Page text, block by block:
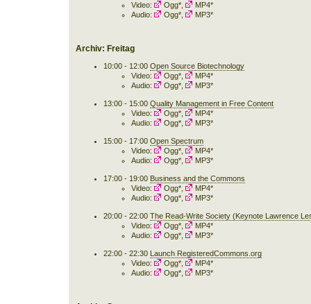
Video:
Ogg*,
MP4*
Audio:
Ogg*, MP3*
Archiv: Freitag
10:00 - 12:00 Open Source Biotechnology
Video:
Ogg*,
MP4*
Audio:
Ogg*, MP3*
13:00 - 15:00 Quality Management in Free Content
Video:
Ogg*,
MP4*
Audio:
Ogg*, MP3*
15:00 - 17:00 Open Spectrum
Video:
Ogg*,
MP4*
Audio:
Ogg*, MP3*
17:00 - 19:00 Business and the Commons
Video:
Ogg*,
MP4*
Audio:
Ogg*, MP3*
20:00 - 22:00 The Read-Write Society (Keynote Lawrence
Video:
Ogg*,
MP4*
Audio:
Ogg*, MP3*
22:00 - 22:30 Launch RegisteredCommons.org
Video:
Ogg*,
MP4*
Audio:
Ogg*, MP3*